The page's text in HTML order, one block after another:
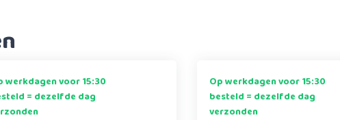
werkdagen voor 15:30
= dezelfde dag
Op werkdagen voor 15:30
besteld = dezelfde dag
verzonden